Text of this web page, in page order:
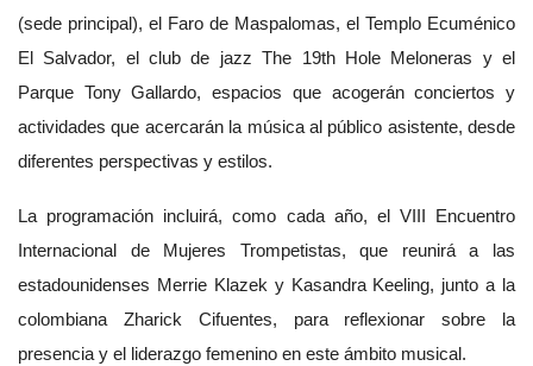
(sede principal), el Faro de Maspalomas, el Templo Ecuménico
El Salvador, el club de jazz The 19th Hole Meloneras y el
Parque Tony Gallardo, espacios que acogerán conciertos y
actividades que acercarán la música al público asistente, desde
diferentes perspectivas y estilos.
La programación incluirá, como cada año, el VIII Encuentro
Internacional de Mujeres Trompetistas, que reunirá a las
estadounidenses Merrie Klazek y Kasandra Keeling, junto a la
colombiana Zharick Cifuentes, para reflexionar sobre la
presencia y el liderazgo femenino en este ámbito musical.